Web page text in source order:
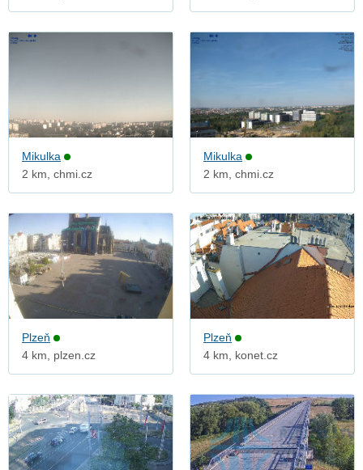
Mikulka
2 km, chmi.cz
Mikulka
2 km, chmi.cz
Plzeň
4 km, plzen.cz
Plzeň
4 km, konet.cz